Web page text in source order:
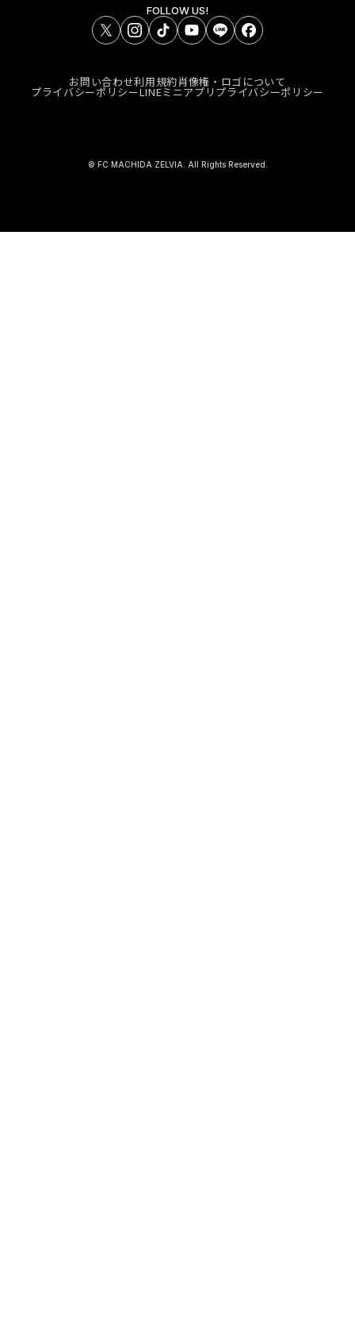
FOLLOW US!
お問い合わせ利用規約肖像権・ロゴについて
プライバシーポリシーLINEミニアプリプライバシーポリシー
© FC MACHIDA ZELVIA. All Rights Reserved.